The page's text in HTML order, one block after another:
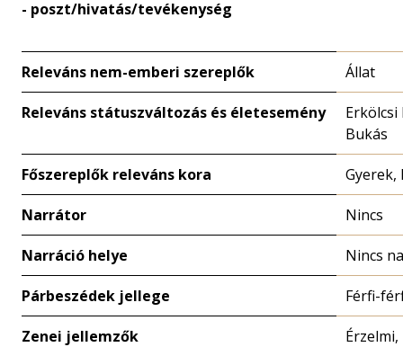
- poszt/hivatás/tevékenység
Releváns nem-emberi szereplők Állat
Releváns státuszváltozás és életesemény
Erkölcsi
Bukás
Főszereplők releváns kora Gyerek,
Narrátor Nincs
Narráció helye Nincs
Párbeszédek jellege Férfi-
Zenei jellemzők